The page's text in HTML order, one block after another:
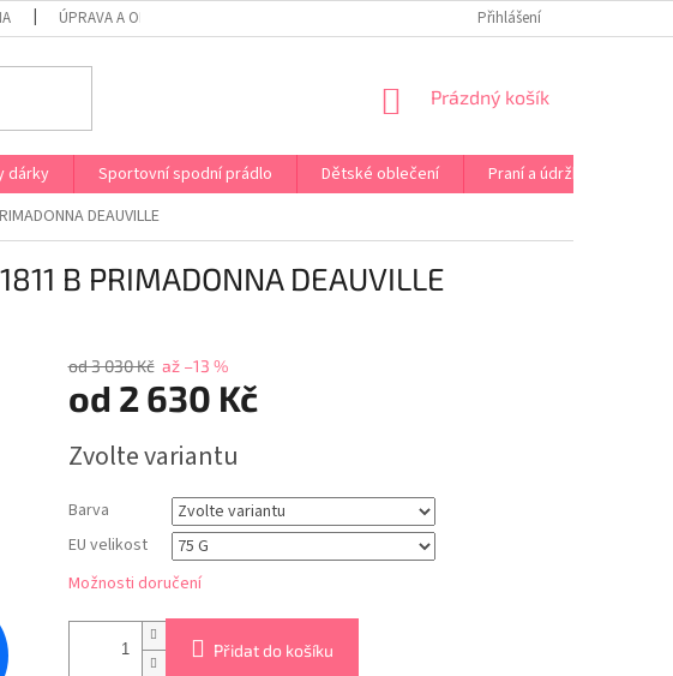
ÚPRAVA A OPRAVA PRÁDLA NA MÍRU DOPRAVA A PLATBA ČR A EU
Přihlášení
NÁKUPNÍ
Prázdný košík
dárky Sportovní spodní prádlo Dětské oblečení Praní a údržba
DEAUVILLE
B PRIMADONNA DEAUVILLE
od 3 030 Kč až –13 %
od 2 630 Kč
cena:
Zvolte variantu
Barva
EU velikost
Možnosti doručení
Přidat do košíku